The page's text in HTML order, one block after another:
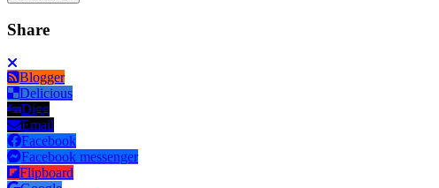
Share
Blogger
Delicious
Digg
Email
Facebook
Facebook messenger
Flipboard